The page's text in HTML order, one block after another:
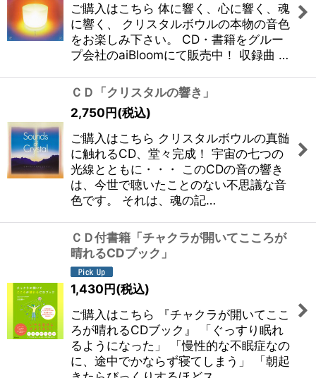
ご購入はこちら 体に響く、心に響く、魂
に響く、 クリスタルボウルの本物の音色
をお楽しみ下さい。 CD・書籍をグルー
プ会社のaiBloomにて販売中！ 収録曲 …
ＣＤ「クリスタルの響き」
2,750円(税込)
ご購入はこちら クリスタルボウルの真髄
に触れるCD、堂々完成！ 宇宙の七つの
光線とともに・・・ このCDの音の響き
は、今世で聴いたことのない不思議な音
色です。 それは、魂の記…
ＣＤ付書籍「チャクラが開いてこころが
晴れるCDブック」
1,430円(税込)
ご購入はこちら 『チャクラが開いてここ
ろが晴れるCDブック』 「ぐっすり眠れ
るようになった」 「慢性的な不眠症なの
に、途中でかならず寝てしまう」 「朝起